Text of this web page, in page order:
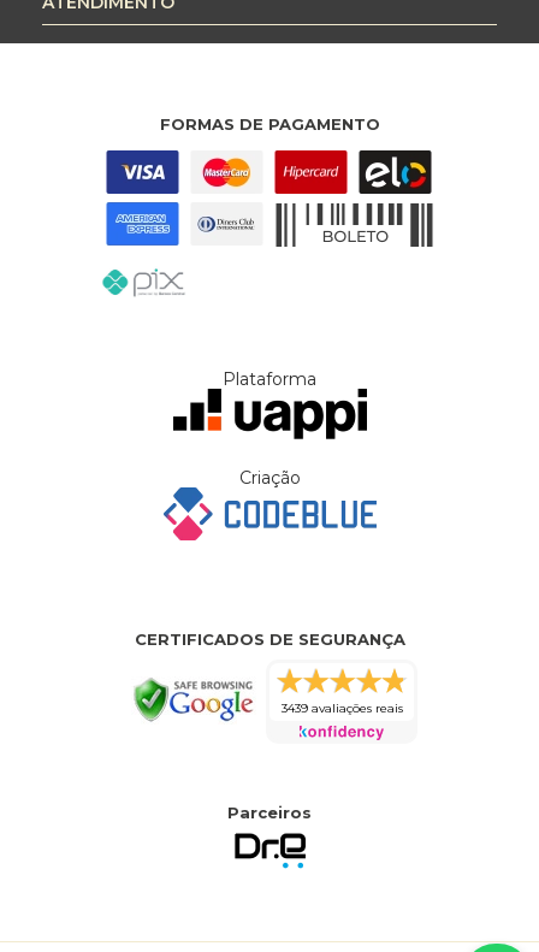
FORMAS DE PAGAMENTO
Plataforma
Criação
CERTIFICADOS DE SEGURANÇA
3439 avaliações reais
Parceiros